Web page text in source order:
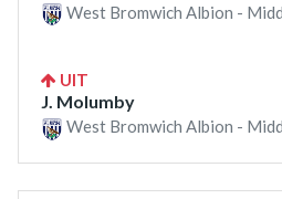
West Bromwich Albion -
UIT
J. Molumby
West Bromwich Albion -